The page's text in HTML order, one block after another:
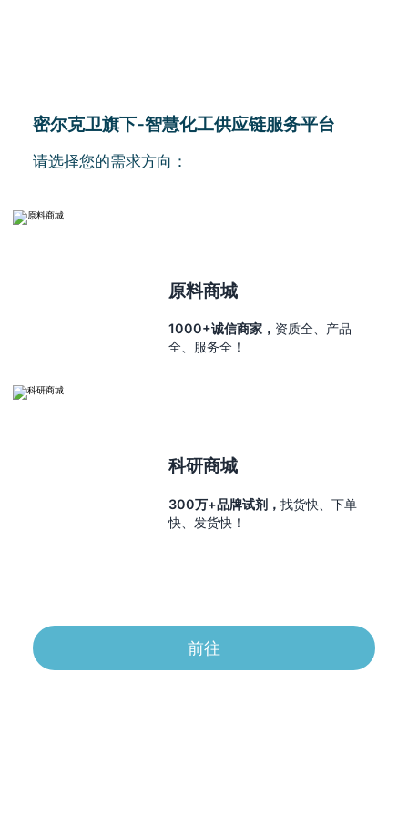
密尔克卫旗下-智慧化工供应链服务平台
请选择您的需求方向：
原料商城
1000+诚信商家， 资质全、产品
全、服务全！
科研商城
300万+品牌试剂，找货快、下单
快、发货快！
前往